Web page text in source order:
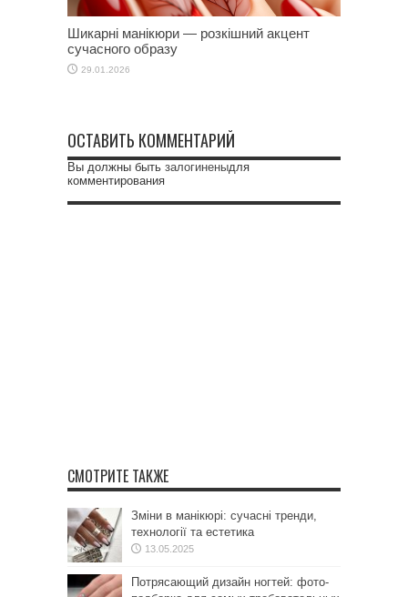
Шикарні манікюри — розкішний акцент
сучасного образу
29.01.2026
ОСТАВИТЬ КОММЕНТАРИЙ
Вы должны быть залогиненыдля
комментирования
СМОТРИТЕ ТАКЖЕ
Зміни в манікюрі: сучасні тренди,
технології та естетика
13.05.2025
Потрясающий дизайн ногтей: фото-